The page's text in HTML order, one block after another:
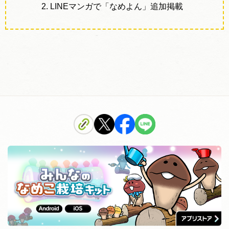
2. LINEマンガで「なめよん」追加掲載